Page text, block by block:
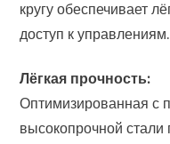
кругу обеспечивает
доступ к управлениям.
Лёгкая прочность:
Оптимизированная с
высокопрочной стали